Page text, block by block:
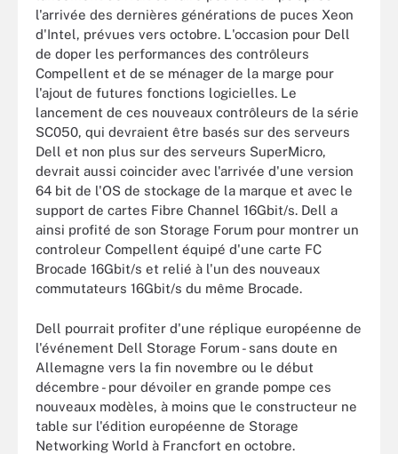
l'arrivée des dernières générations de puces Xeon
d'Intel, prévues vers octobre. L'occasion pour Dell
de doper les performances des contrôleurs
Compellent et de se ménager de la marge pour
l'ajout de futures fonctions logicielles. Le
lancement de ces nouveaux contrôleurs de la série
SC050, qui devraient être basés sur des serveurs
Dell et non plus sur des serveurs SuperMicro,
devrait aussi coincider avec l'arrivée d'une version
64 bit de l'OS de stockage de la marque et avec le
support de cartes Fibre Channel 16Gbit/s. Dell a
ainsi profité de son Storage Forum pour montrer un
controleur Compellent équipé d'une carte FC
Brocade 16Gbit/s et relié à l'un des nouveaux
commutateurs 16Gbit/s du même Brocade.
Dell pourrait profiter d'une réplique européenne de
l'événement Dell Storage Forum - sans doute en
Allemagne vers la fin novembre ou le début
décembre - pour dévoiler en grande pompe ces
nouveaux modèles, à moins que le constructeur ne
table sur l'édition européenne de Storage
Networking World à Francfort en octobre.